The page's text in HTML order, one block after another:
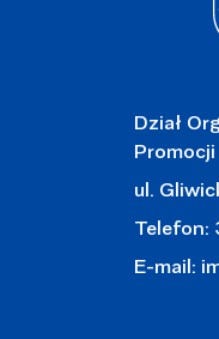
Dział
Promocji
ul.
Telefon:
E-mail: